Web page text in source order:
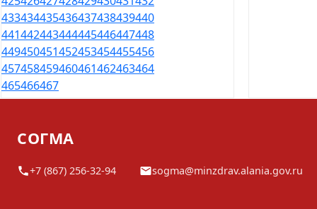
433434435436437438439440
441442443444445446447448
449450451452453454455456
457458459460461462463464
465466467
СОГМА
+7 (867) 256-32-94 sogma@minzdrav.alania.gov.ru